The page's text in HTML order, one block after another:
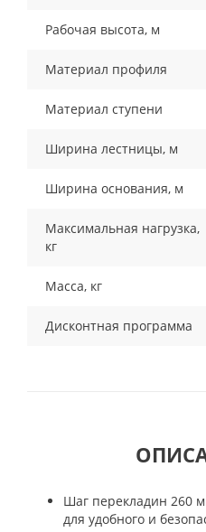
Рабочая высота, м
Материал профиля
Материал ступени
Ширина лестницы, м
Ширина основания, м
Максимальная нагрузка,
кг
Масса, кг
Дисконтная программа
Шаг перекладин 260
для удобного и